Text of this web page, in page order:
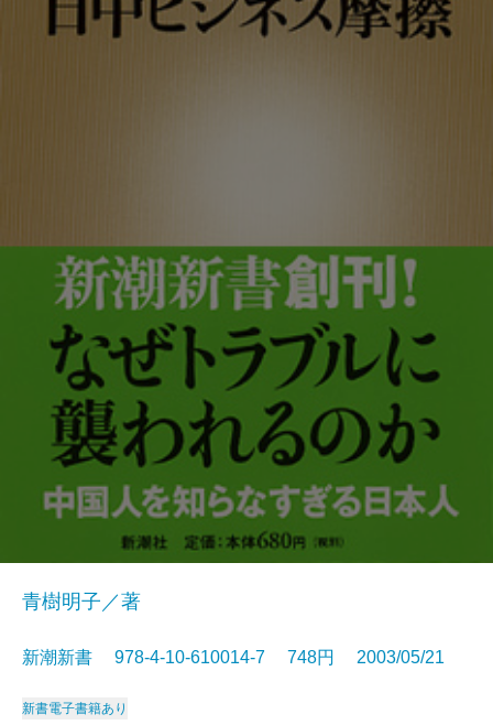
青樹明子／著
新潮新書 978-4-10-610014-7 748円 2003/05/21
新書電子書籍あり